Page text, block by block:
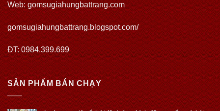
Web:gomsugiahungbattrang.com
gomsugiahungbattrang.blogspot.com/
ĐT: 0984.399.699
SẢN PHẨM BÁN CHẠY